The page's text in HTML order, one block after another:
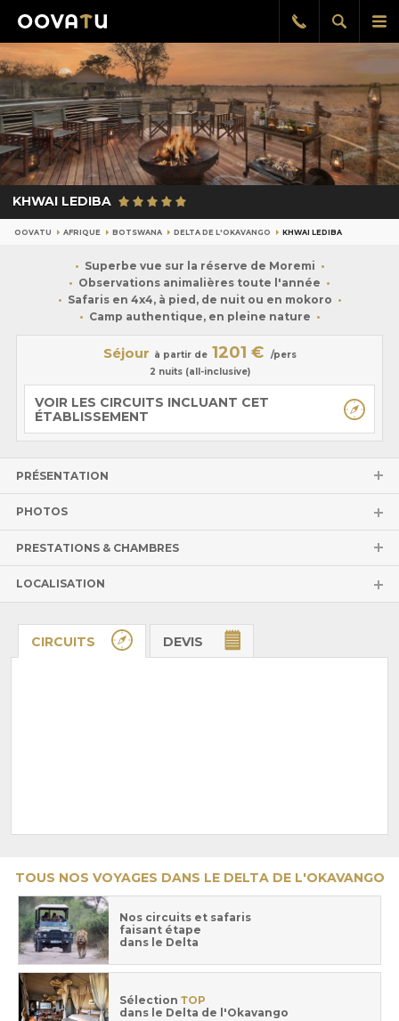
le
Afficher
la
Rappel
gratuit
KHWAI LEDIBA
OOVATU AFRIQUE BOTSWANA DELTA DE L'OKAVANGO KHWAI LEDIBA
Superbe vue sur la réserve de Moremi
Observations animalières toute l'année
Safaris en 4x4, à pied, de nuit ou en mokoro
Camp authentique, en pleine nature
Séjour à partir de 1201 €
/pers
2 nuits (all-inclusive)
VOIR LES CIRCUITS INCLUANT CET
ÉTABLISSEMENT
PRÉSENTATION
PHOTOS
PRESTATIONS & CHAMBRES
LOCALISATION
CIRCUITS DEVIS
TOUS NOS VOYAGES DANS LE DELTA DE L'OKAVANGO
Nos circuits et safaris
faisant étape
dans le Delta
Sélection TOP
dans le Delta de l'Okavango